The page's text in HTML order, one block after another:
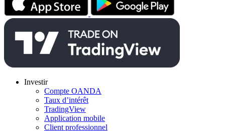
Investir
Compte OANDA
Taux d’intérêt
TradingView
Application mobile
Client professionnel